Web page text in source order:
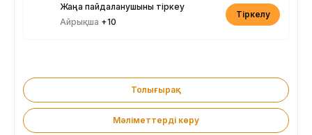
Жаңа пайдаланушыны тіркеу
Айрықша +10
Тіркелу
Толығырақ
Мәліметтерді көру